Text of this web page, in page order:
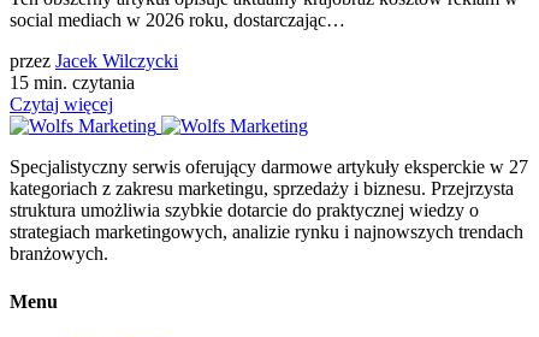
social mediach w 2026 roku, dostarczając…
przez Jacek Wilczycki
15 min. czytania
Czytaj więcej
Specjalistyczny serwis oferujący darmowe artykuły eksperckie w 27
kategoriach z zakresu marketingu, sprzedaży i biznesu. Przejrzysta
struktura umożliwia szybkie dotarcie do praktycznej wiedzy o
strategiach marketingowych, analizie rynku i najnowszych trendach
branżowych.
Menu